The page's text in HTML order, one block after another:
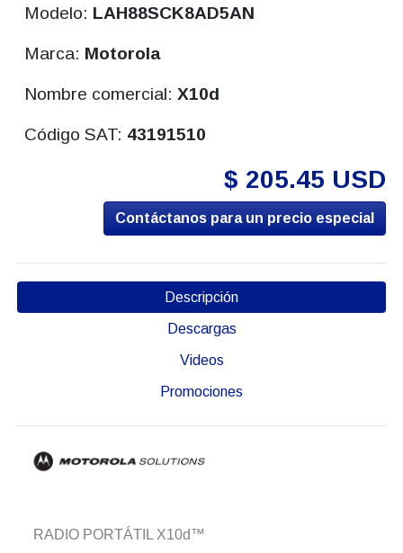
Modelo: LAH88SCK8AD5AN
Marca: Motorola
Nombre comercial:X10d
Código SAT: 43191510
$ 205.45 USD
Contáctanos para un precio especial
Descripción
Descargas
Videos
Promociones
RADIO PORTÁTIL X10d™